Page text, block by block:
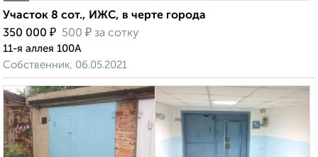
Участок 8 сот., ИЖС, в черте города
350 000 ₽ 500 ₽ за сотку
11-я аллея 100А
Собственник, 06.05.2021